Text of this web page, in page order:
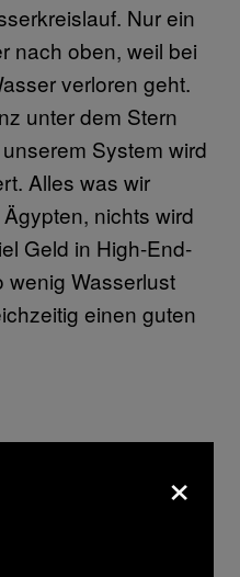
Nur ein
nach oben, weil bei
verloren geht.
unter dem Stern
System wird
Alles was wir
nichts wird
Geld in High-End-
wenig Wasserlust
einen guten
×